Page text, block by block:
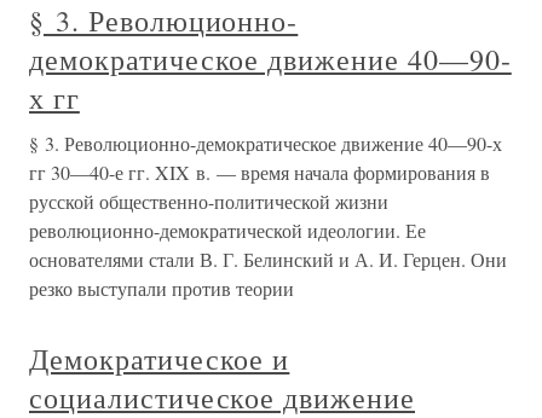
§ 3. Революционно-
демократическое движение 40—90-
х гг
§ 3. Революционно-демократическое движение 40—90-х
гг 30—40-е гг. XIX в. — время начала формирования в
русской общественно-политической жизни
революционно-демократической идеологии. Ее
основателями стали В. Г. Белинский и А. И. Герцен. Они
резко выступали против теории
Демократическое и
социалистическое движение